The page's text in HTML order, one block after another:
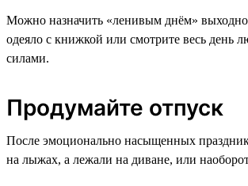
Можно назначить «ленивым днём»
одеяло с книжкой или смотрите весь день
силами.
Продумайте отпуск
После эмоционально насыщенных
на лыжах, а лежали на диване, или